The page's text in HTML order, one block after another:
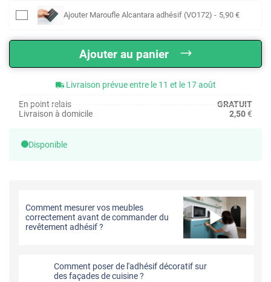
Ajouter Maroufle Alcantara adhésif (VO172) - 5,90 €
Ajouter au panier
Livraison prévue entre le 11 et le 17 août
En point relais
GRATUIT
Livraison à domicile
2,50€
Disponible
Comment mesurer vos meubles
correctement avant de commander du
revêtement adhésif ?
Comment poser de l'adhésif décoratif sur
des façades de cuisine ?